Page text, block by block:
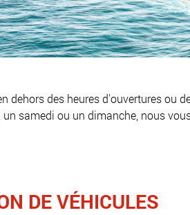
dehors des heures d'ouvertures ou
samedi ou un dimanche, nous
DE VÉHICULES